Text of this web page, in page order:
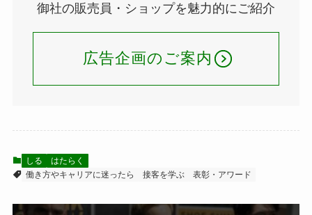
御社の販売員・ショップを魅力的にご紹介
広告企画のご案内
しる
はたらく
働き方やキャリアに迷ったら
接客を学ぶ 表彰・アワード